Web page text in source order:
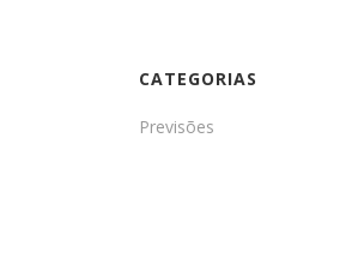
CATEGORIAS
Previsões